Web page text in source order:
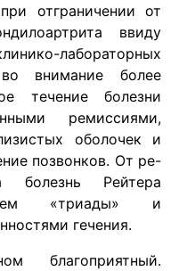
отграничении от
ввиду
лабораторных
внимание более
течение болезни
ремиссиями,
оболочек и
позвонков. От ре-
болезнь Рейтера
«триады» и
гечения.
благоприятный.